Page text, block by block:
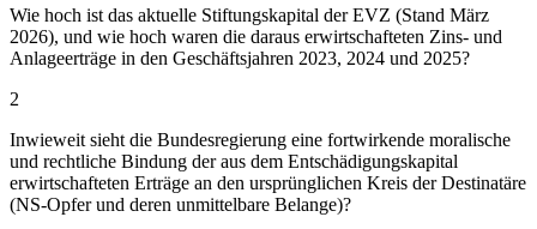
Wie hoch ist das aktuelle Stiftungskapital der EVZ (Stand März
2026), und wie hoch waren die daraus erwirtschafteten Zins- und
Anlageerträge in den Geschäftsjahren 2023, 2024 und 2025?
2
Inwieweit sieht die Bundesregierung eine fortwirkende moralische
und rechtliche Bindung der aus dem Entschädigungskapital
erwirtschafteten Erträge an den ursprünglichen Kreis der Destinatäre
(NS-Opfer und deren unmittelbare Belange)?